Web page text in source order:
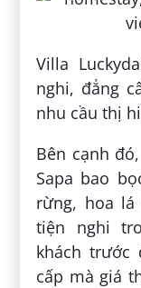
Villa
nghi, đẳng
nhu cầu thị
Bên cạnh
Sapa bao
rừng, hoa
tiện nghi
khách trước
cấp mà giá